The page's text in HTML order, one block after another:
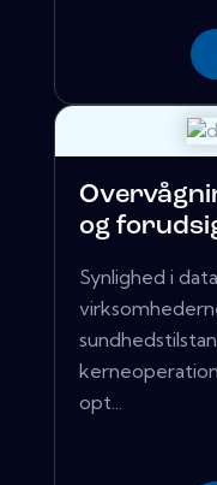
og
Synlighed i
opt...